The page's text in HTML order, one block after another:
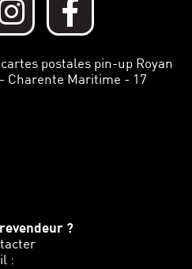
postales pin-up Royan
Charente Maritime - 17
?
: